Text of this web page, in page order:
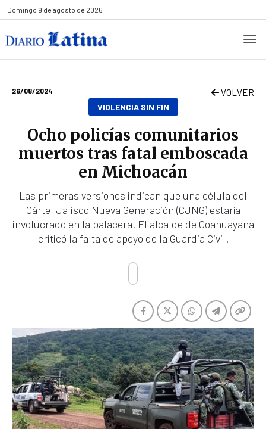
Domingo 9 de agosto de 2026
26/08/2024 VOLVER
VIOLENCIA SIN FIN
Ocho policías comunitarios
muertos tras fatal emboscada
en Michoacán
Las primeras versiones indican que una célula del
Cártel Jalisco Nueva Generación (CJNG) estaría
involucrado en la balacera. El alcalde de Coahuayana
criticó la falta de apoyo de la Guardia Civil.